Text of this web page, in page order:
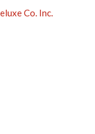
Co. Inc.